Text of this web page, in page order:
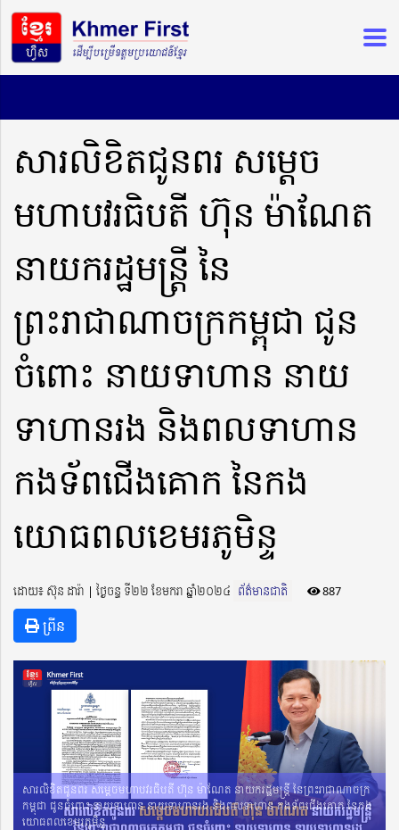
សារលិខិតជូនពរ សម្តេច
មហាបវរធិបតី ហ៊ុន ម៉ាណែត
នាយករដ្ឋមន្ត្រី នៃ
ព្រះរាជាណាចក្រកម្ពុជា ជូន
ចំពោះ នាយទាហាន នាយ
ទាហានរង និងពលទាហាន
កងទ័ពជើងគោក នៃកង
យោធពលខេមរភូមិន្ទ
ដោយ៖ ស៊ុន ដារ៉ា ​​ | ថ្ងៃចន្ទ ទី២២ ខែមករា ឆ្នាំ២០២៤ ព័ត៌មានជាតិ 887
ព្រីន
សារលិខិតជូនពរ សម្តេចមហាបវរធិបតី ហ៊ុន ម៉ាណែត នាយករដ្ឋមន្ត្រី នៃព្រះរាជាណាចក្រ
កម្ពុជា ជូនចំពោះ នាយទាហាន នាយទាហានរង និងពលទាហាន កងទ័ពជើងគោក នៃកង
យោធពលខេមរភូមិន្ទ